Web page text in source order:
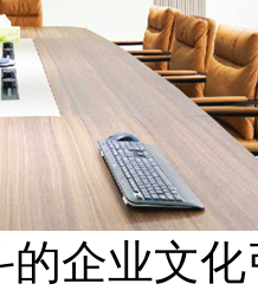
的企业文